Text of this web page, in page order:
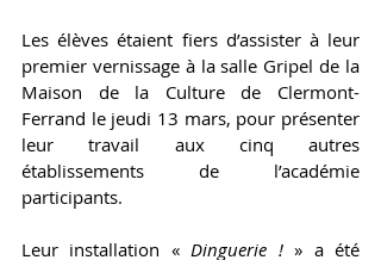
Les élèves étaient fiers d’assister à leur
premier vernissage à la salle Gripel de la
Maison de la Culture de Clermont-
Ferrand le jeudi 13 mars, pour présenter
leur travail aux cinq autres
établissements de l’académie
participants.
Leur installation « Dinguerie ! » a été